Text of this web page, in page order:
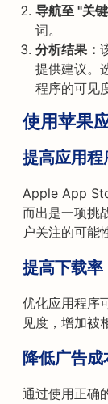
导航至 "关
词。
分析结果：
提供建议。
程序的可见
使用苹果
提高应用
Apple App
而出是一项挑
户关注的可能
提高下载率
优化应用程序
见度，增加被
降低广告成
通过使用正确